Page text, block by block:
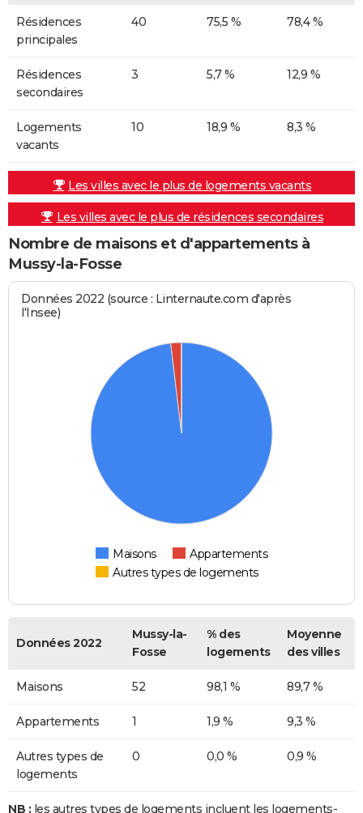
Résidences
principales
40 75,5 % 78,4 %
Résidences
secondaires
3 5,7 % 12,9 %
Logements
vacants
10 18,9 % 8,3 %
Les villes avec le plus de logements vacants
Les villes avec le plus de résidences secondaires
Nombre de maisons et d'appartements à
Mussy-la-Fosse
Données 2022 (source : Linternaute.com d'après
l'Insee)
Maisons
Appartements
Autres types de logements
Données 2022
Mussy-la-
Fosse
% des
logements
Moyenne
des villes
Maisons 52 98,1 % 89,7 %
Appartements 1 1,9 % 9,3 %
Autres types de
logements
0 0,0 % 0,9 %
NB : les autres types de logements incluent les logements-